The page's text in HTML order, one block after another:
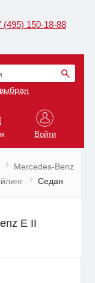
(495) 150-18-88
Войти
Mercedes-Benz
Седан
E II